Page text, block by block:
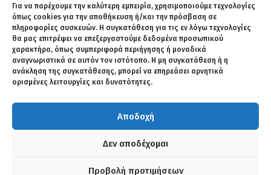
Για να παρέχουμε την καλύτερη εμπειρία, χρησιμοποιούμε τεχνολογίες
όπως cookies για την αποθήκευση ή/και την πρόσβαση σε
πληροφορίες συσκευών. Η συγκατάθεση για τις εν λόγω τεχνολογίες
θα μας επιτρέψει να επεξεργαστούμε δεδομένα προσωπικού
χαρακτήρα, όπως συμπεριφορά περιήγησης ή μοναδικά
αναγνωριστικά σε αυτόν τον ιστότοπο. Η μη συγκατάθεση ή η
ανάκληση της συγκατάθεσης, μπορεί να επηρεάσει αρνητικά
ορισμένες λειτουργίες και δυνατότητες.
Αποδοχή
Δεν αποδέχομαι
Προβολή προτιμήσεων
Πολιτική Απορρήτου – Cookies
Πολιτική Επιστροφών
Αποστολές
Πληρωμές
ΑΡΧΙΚΗ SHOP BLOG ΕΠΙΚΟΙΝΩΝΙΑ